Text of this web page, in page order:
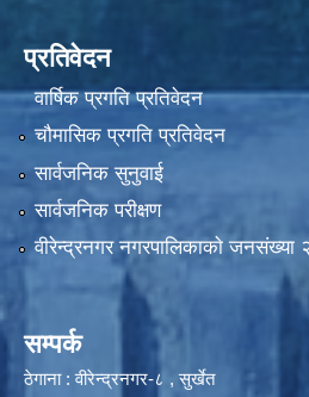
प्रतिवेदन
वार्षिक प्रगति प्रतिवेदन
चौमासिक प्रगति प्रतिवेदन
सार्वजनिक सुनुवाई
सार्वजनिक परीक्षण
वीरेन्द्रनगर नगरपालिकाकाे
सम्पर्क
ठेगाना : वीरेन्द्रनगर-८ , सुर्खेत